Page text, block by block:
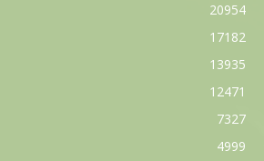
20954
17182
13935
12471
7327
4999